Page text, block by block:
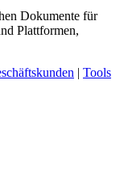
Dokumente für
Plattformen,
| Tools